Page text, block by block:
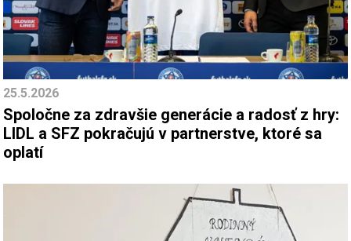
25.5.2026
Spoločne za zdravšie generácie a radosť z hry:
LIDL a SFZ pokračujú v partnerstve, ktoré sa
oplatí